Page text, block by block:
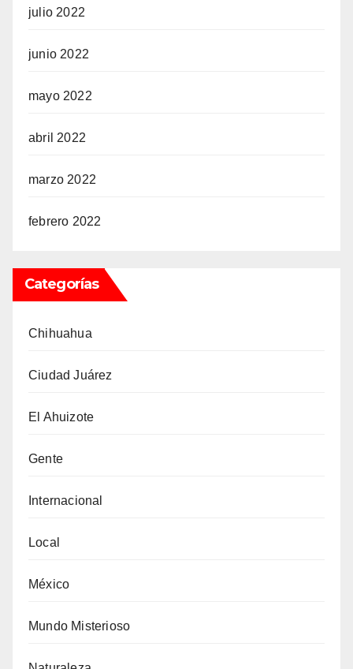
julio 2022
junio 2022
mayo 2022
abril 2022
marzo 2022
febrero 2022
Categorías
Chihuahua
Ciudad Juárez
El Ahuizote
Gente
Internacional
Local
México
Mundo Misterioso